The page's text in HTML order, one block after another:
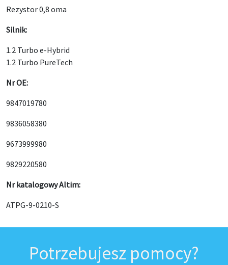
Rezystor 0,8 oma
Silnik:
1.2 Turbo e-Hybrid
1.2 Turbo PureTech
Nr OE:
9847019780
9836058380
9673999980
9829220580
Nr katalogowy Altim:
ATPG-9-0210-S
Potrzebujesz pomocy?